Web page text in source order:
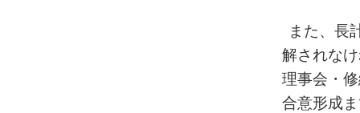
また、長
解されな
理事会・
合意形成